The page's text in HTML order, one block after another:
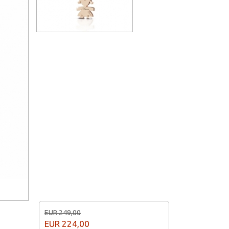
EUR 249,00
EUR 224,00